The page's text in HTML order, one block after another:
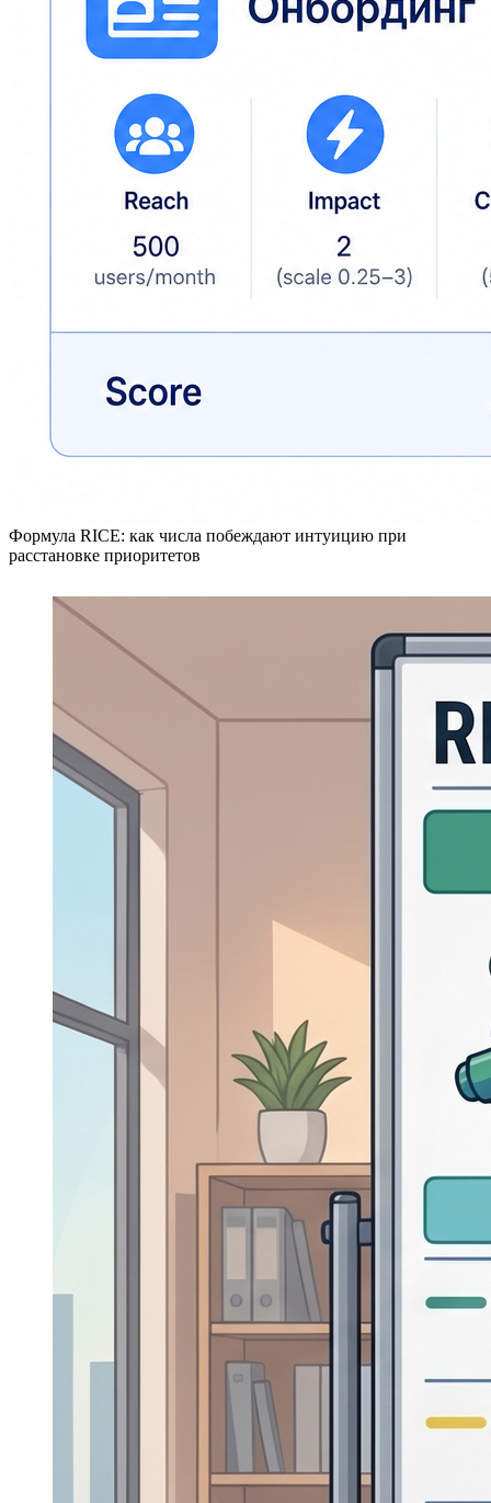
Формула RICE: как числа побеждают интуицию при
расстановке приоритетов